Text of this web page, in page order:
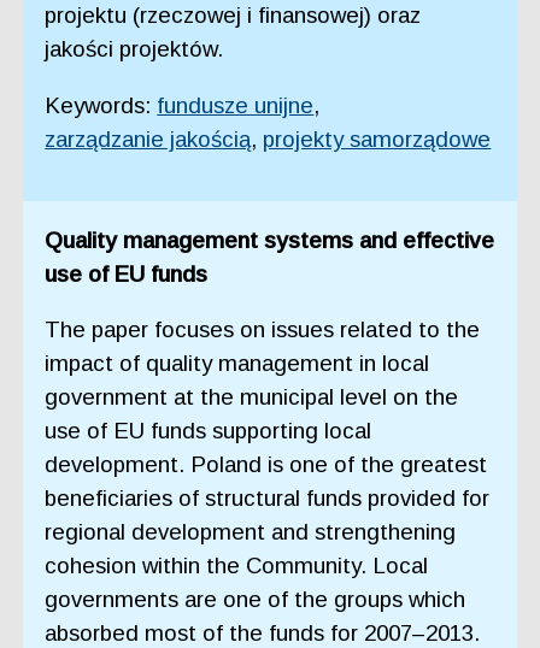
projektu (rzeczowej i finansowej) oraz
jakości projektów.
Keywords: fundusze unijne,
zarządzanie jakością, projekty samorządowe
Quality management systems and effective
use of EU funds
The paper focuses on issues related to the
impact of quality management in local
government at the municipal level on the
use of EU funds supporting local
development. Poland is one of the greatest
beneficiaries of structural funds provided for
regional development and strengthening
cohesion within the Community. Local
governments are one of the groups which
absorbed most of the funds for 2007–2013.